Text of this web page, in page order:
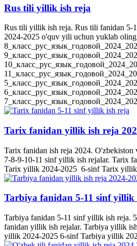
Rus tili yillik ish reja
Rus tili yillik ish reja. Rus tili fanidan 5-
2024-2025 o'quv yili uchun yuklab
Tarix fanidan yillik ish reja
Tarix fanidan ish reja 2024.
7-8-9-10-11 sinf yillik ish rejalar. Tarix
Tarix yillik 2024-2025 6-sinf Tarix
Tarbiya fanidan 5-11 sinf yillik
Tarbiya fanidan 5-11 sinf yillik ish reja.
fanidan yillik ish rejalar. Tarbiya yillik
yillik 2024-2025 6-sinf Tarbiya yillik